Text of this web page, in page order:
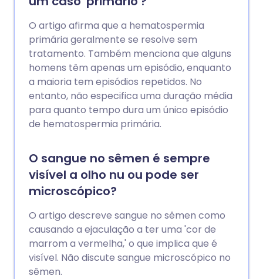
O artigo afirma que a hematospermia
primária geralmente se resolve sem
tratamento. Também menciona que alguns
homens têm apenas um episódio, enquanto
a maioria tem episódios repetidos. No
entanto, não especifica uma duração média
para quanto tempo dura um único episódio
de hematospermia primária.
O sangue no sêmen é sempre
visível a olho nu ou pode ser
microscópico?
O artigo descreve sangue no sêmen como
causando a ejaculação a ter uma 'cor de
marrom a vermelha,' o que implica que é
visível. Não discute sangue microscópico no
sêmen.